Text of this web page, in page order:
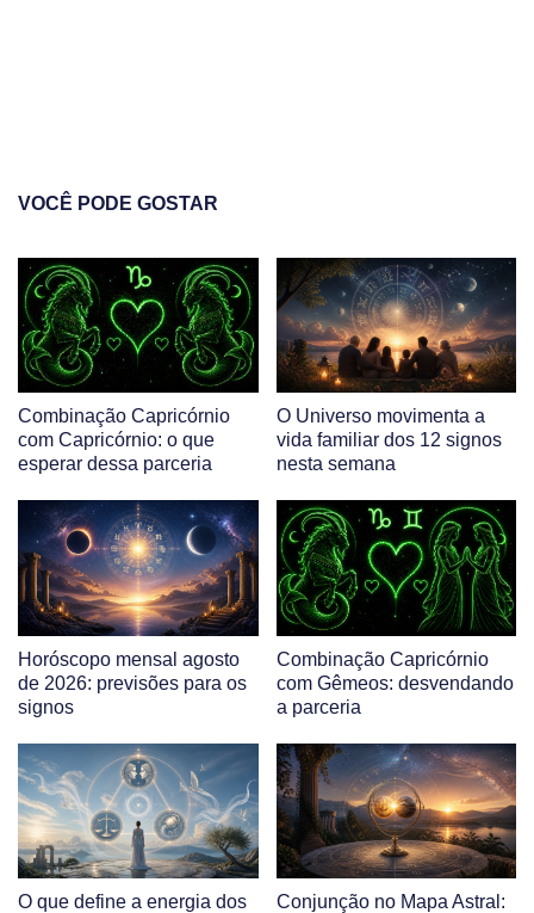
VOCÊ PODE GOSTAR
Combinação Capricórnio
com Capricórnio: o que
esperar dessa parceria
O Universo movimenta a
vida familiar dos 12 signos
nesta semana
Horóscopo mensal agosto
de 2026: previsões para os
signos
Combinação Capricórnio
com Gêmeos: desvendando
a parceria
O que define a energia dos
Conjunção no Mapa Astral: